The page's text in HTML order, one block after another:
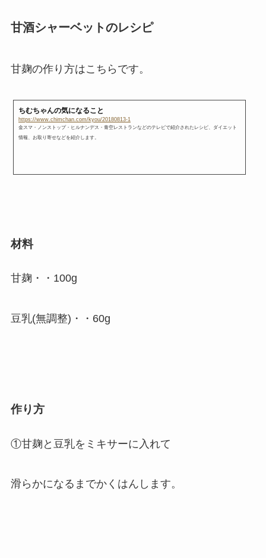
甘酒シャーベットのレシピ
甘麹の作り方はこちらです。
ちむちゃんの気になること
https://www.chimchan.com/kyou/20180813-1
金スマ・ノンストップ・ヒルナンデス・青空レストランなどのテレビで紹介されたレシピ、ダイエット
情報、お取り寄せなどを紹介します。
材料
甘麹・・100g
豆乳(無調整)・・60g
作り方
①甘麹と豆乳をミキサーに入れて
滑らかになるまでかくはんします。